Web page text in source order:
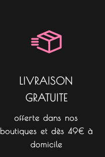
LIVRAISON
GRATUITE
offerte dans nos
boutiques et dès 49€ à
domicile